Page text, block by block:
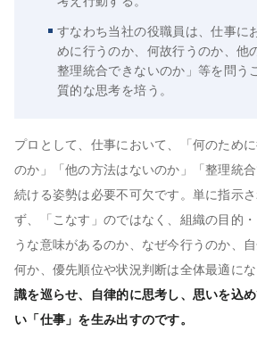
すなわち当社の役職員は、仕事に
めに行うのか、何故行うのか、他
整理統合できないのか」等を問う
質的な思考を培う。
プロとして、仕事において、「何のため
のか」「他の方法はないのか」「整理統
続ける姿勢は必要不可欠です。単に指示
ず、「こなす」のではなく、組織の目的
うな意味があるのか、なぜ今行うのか、
何か、優先順位や状況判断は全体最適に
識を巡らせ、自律的に思考し、思いを込
い「仕事」を生み出すのです。